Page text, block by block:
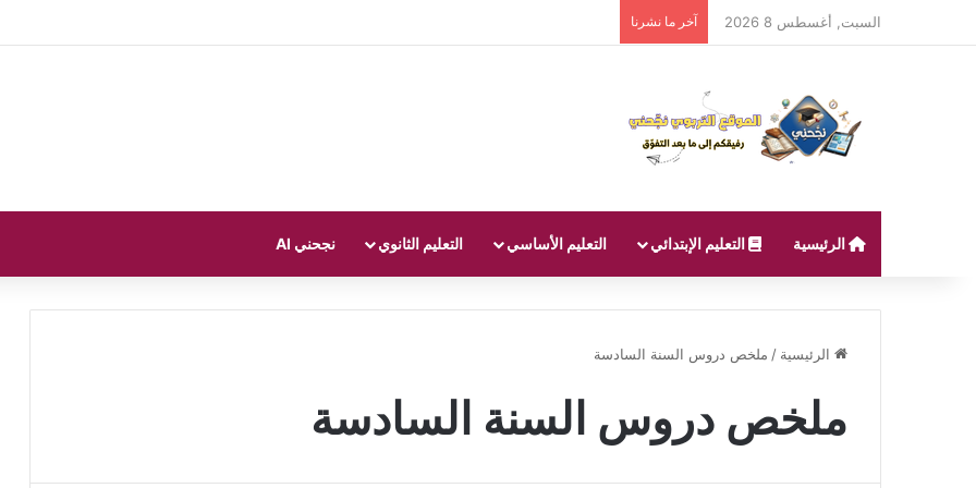
السبت, أغسطس 8 2026 آخر ما نشرنا
الرئيسية التعليم الإبتدائي التعليم الأساسي التعليم الثانوي نجحني AI
الرئيسية / ملخص دروس السنة السادسة
ملخص دروس السنة السادسة